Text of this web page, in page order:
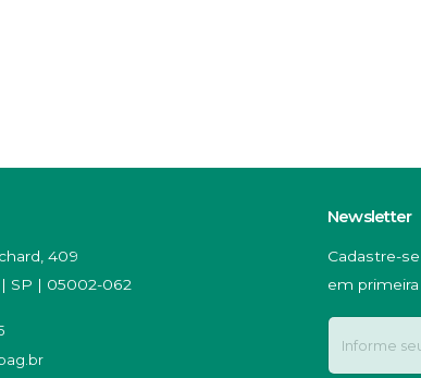
409
SP | 05002-062
Newsletter
Cadastre-
em